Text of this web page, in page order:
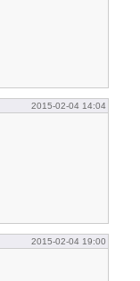
2015-02-04 14:04
2015-02-04 19:00